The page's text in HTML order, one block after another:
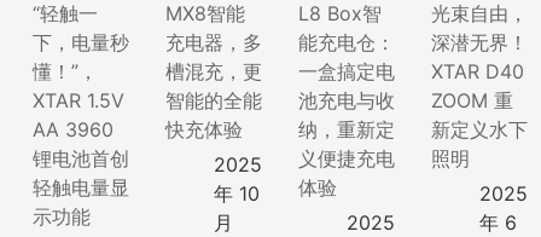
“轻触一
下，电量秒
懂！”，
XTAR 1.5V
AA 3960
锂电池首创
轻触电量显
示功能
MX8智能
充电器，多
槽混充，更
智能的全能
快充体验
2025
年 10
月
L8 Box智
能充电仓：
一盒搞定电
池充电与收
纳，重新定
义便捷充电
体验
2025
光束自由，
深潜无界！
XTAR D40
ZOOM 重
新定义水下
照明
2025
年 6